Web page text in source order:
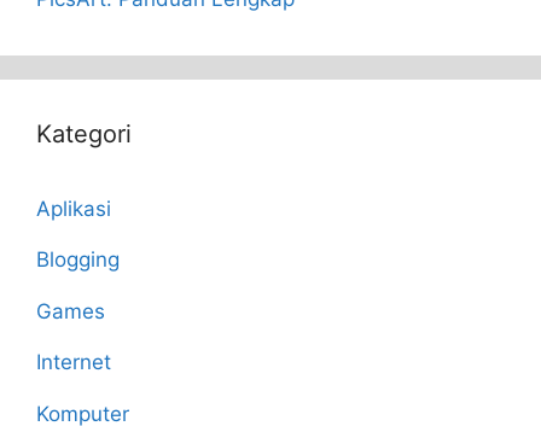
Kategori
Aplikasi
Blogging
Games
Internet
Komputer